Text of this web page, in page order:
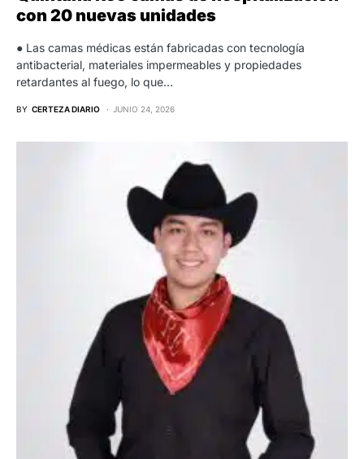
con 20 nuevas unidades
● Las camas médicas están fabricadas con tecnología
antibacterial, materiales impermeables y propiedades
retardantes al fuego, lo que…
BY CERTEZA DIARIO JUNIO 24, 2026